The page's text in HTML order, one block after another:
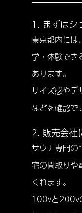
1. まずはシ
東京都内には
学・体験でき
あります。
サイズ感やデ
などを確認で
2. 販売会社
サウナ専門の
宅の間取りや
くれます。
100vと200v